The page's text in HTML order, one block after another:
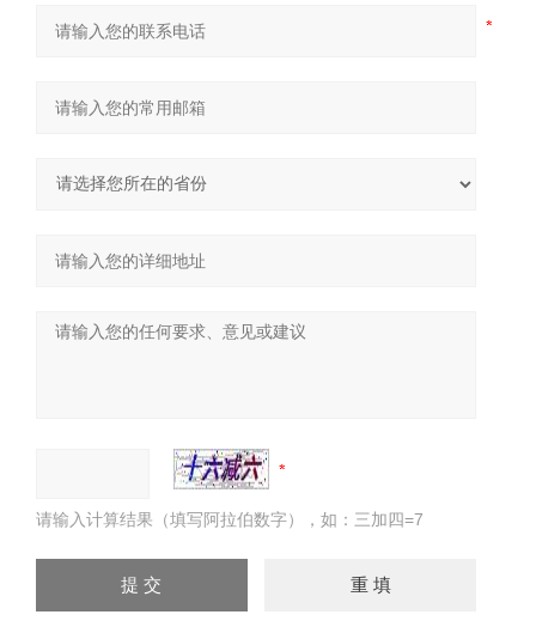
请输入计算结果（填写阿拉伯数字），如：三加四=7